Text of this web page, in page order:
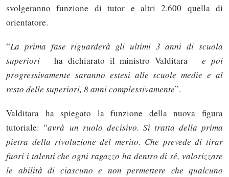
svolgeranno funzione di tutor e altri 2.600 quella di
orientatore.
“La prima fase riguarderà gli ultimi 3 anni di scuola
superiori –ha dichiarato il ministro Valditara – e poi
progressivamente saranno estesi alle scuole medie e al
resto delle superiori, 8 anni complessivamente”.
Valditara ha spiegato la funzione della nuova figura
tutoriale: “avrà un ruolo decisivo. Si tratta della prima
pietra della rivoluzione del merito. Che prevede di tirar
fuori i talenti che ogni ragazzo ha dentro di sé, valorizzare
le abilità di ciascuno e non permettere che qualcuno